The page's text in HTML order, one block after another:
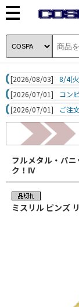
[2026/08/03]
8/4(
[2026/07/01]
コン
[2026/07/01]
ご注
フルメタル・パニ
ク！IV
ミスリル ピンズ